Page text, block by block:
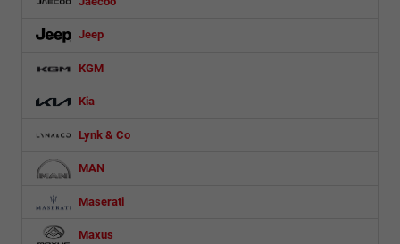
Jeep
KGM
Kia
Lynk & Co
MAN
Maserati
Maxus